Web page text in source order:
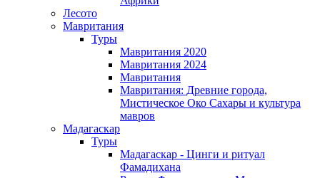
Лесото
Мавритания
Туры
Мавритания 2020
Мавритания 2024
Мавритания
Мавритания: Древние города,
Мистическое Око Сахары и культура
мавров
Мадагаскар
Туры
Мадагаскар - Цинги и ритуал
Фамадихана